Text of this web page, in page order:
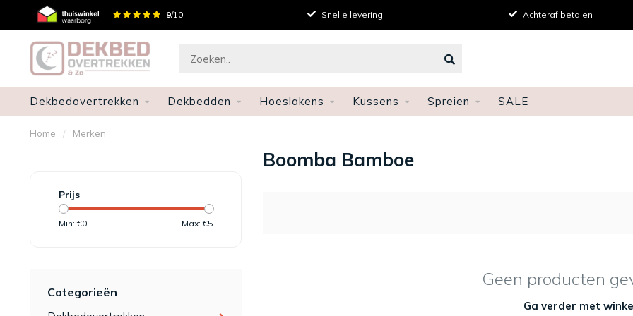
9/10
Gratis verzenden en retourneren Snelle levering Achteraf betalen
Dekbedovertrekken Dekbedden Hoeslakens Kussens Spreien SALE
Home / Merken
Prijs
Min: €0 Max: €5
Categorieën
Boomba Bamboe
Geen producten
Ga verder met